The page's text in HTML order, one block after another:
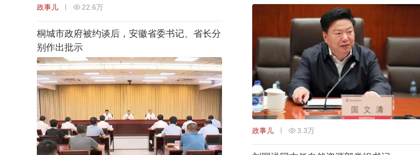
政事儿 22.6万
政事儿 3.3万
桐城市政府被约谈后，安徽省委书记、省长分
别作出批示